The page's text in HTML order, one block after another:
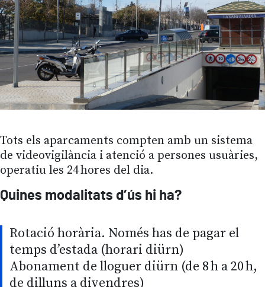
Tots els aparcaments compten amb un sistema
de videovigilància i atenció a persones usuàries,
operatiu les 24 hores del dia.
Quines modalitats d’ús hi ha?
Rotació horària. Només has de pagar el
temps d’estada (horari diürn)
Abonament de lloguer diürn (de 8 h a 20 h,
de dilluns a divendres)